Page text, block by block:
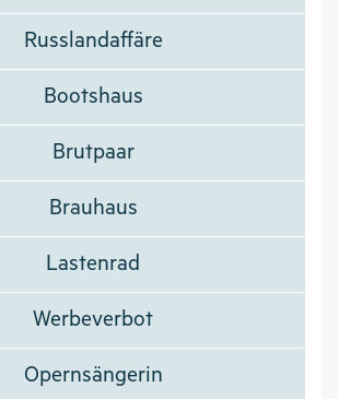
Russlandaffäre
Bootshaus
Brutpaar
Brauhaus
Lastenrad
Werbeverbot
Opernsängerin